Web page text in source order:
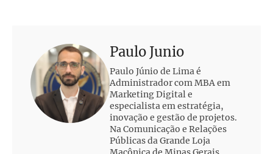
Paulo Junio
Paulo Júnio de Lima é
Administrador com MBA em
Marketing Digital e
especialista em estratégia,
inovação e gestão de projetos.
Na Comunicação e Relações
Públicas da Grande Loja